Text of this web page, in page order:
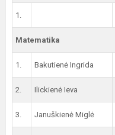
1.
Matematika
1. Bakutienė Ingrida
2. Ilickienė Ieva
3. Januškienė Miglė